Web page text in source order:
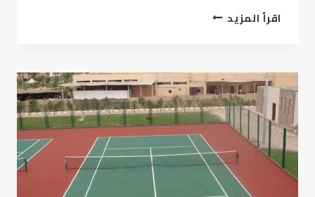
اقرأ المزيدتصميم
ري
المزارع
في
الرياض:
خطوة
بخطوة